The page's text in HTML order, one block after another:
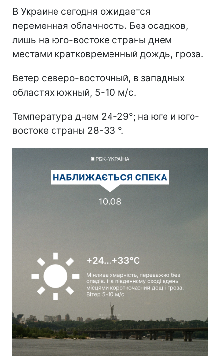
В Украине сегодня ожидается
переменная облачность. Без осадков,
лишь на юго-востоке страны днем
местами кратковременный дождь, гроза.
Ветер северо-восточный, в западных
областях южный, 5-10 м/с.
Температура днем 24-29°; на юге и юго-
востоке страны 28-33 °.